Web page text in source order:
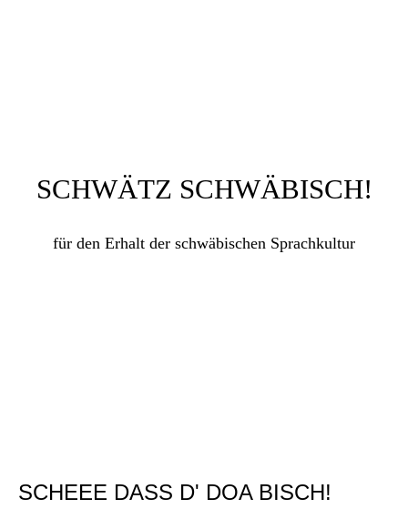
SCHWÄTZ SCHWÄBISCH!
für den Erhalt der schwäbischen Sprachkultur
SCHEEE DASS D' DOA BISCH!